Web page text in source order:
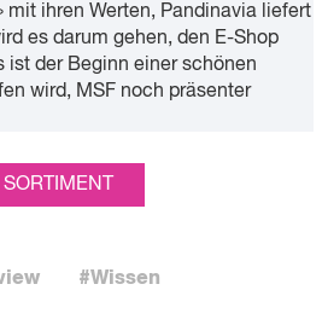
mit ihren Werten, Pandinavia liefert
es darum gehen, den E-Shop
ist der Beginn einer schönen
wird, MSF noch präsenter
SORTIMENT
#Wissen